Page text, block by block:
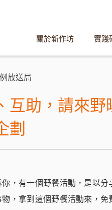
關於新作坊 實踐
放送局
互助，請來
劃
，有一個野餐活動，是以
，拿到這個野餐活動來，